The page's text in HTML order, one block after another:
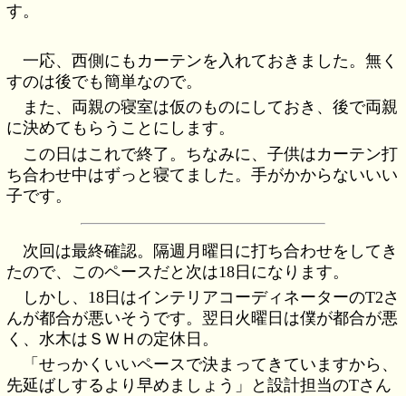
す。
一応、西側にもカーテンを入れておきました。無く
すのは後でも簡単なので。
また、両親の寝室は仮のものにしておき、後で両親
に決めてもらうことにします。
この日はこれで終了。ちなみに、子供はカーテン打
ち合わせ中はずっと寝てました。手がかからないいい
子です。
次回は最終確認。隔週月曜日に打ち合わせをしてき
たので、このペースだと次は18日になります。
しかし、18日はインテリアコーディネーターのT2さ
んが都合が悪いそうです。翌日火曜日は僕が都合が悪
く、水木はＳＷＨの定休日。
「せっかくいいペースで決まってきていますから、
先延ばしするより早めましょう」と設計担当のTさん